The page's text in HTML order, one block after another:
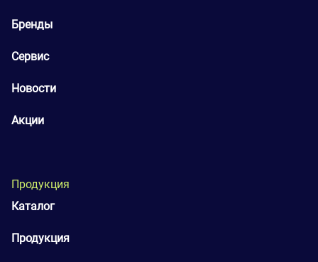
Бренды
Сервис
Новости
Акции
Продукция
Каталог
Продукция